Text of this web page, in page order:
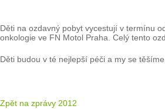
Děti na ozdavný pobyt vycestují v termínu
onkologie ve FN Motol Praha. Celý tento
Děti budou v té nejlepší péči a my se
Zpět na zprávy 2012